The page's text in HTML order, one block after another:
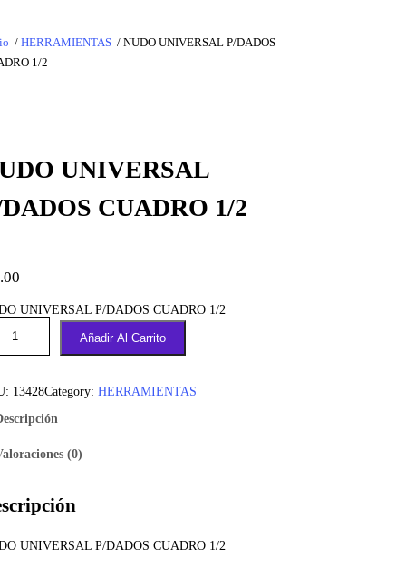
/ HERRAMIENTAS / NUDO UNIVERSAL P/DADOS
1/2
UNIVERSAL
CUADRO 1/2
UNIVERSAL P/DADOS CUADRO 1/2
Añadir Al Carrito
13428Category: HERRAMIENTAS
(0)
UNIVERSAL P/DADOS CUADRO 1/2